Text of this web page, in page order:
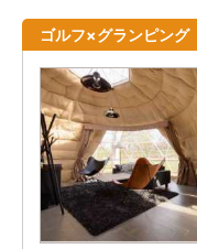
ゴルフ×グランピン